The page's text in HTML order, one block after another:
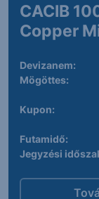
CACIB
Copper
Devizanem:
Mögöttes:
Kupon:
Futamidő:
Jegyzési